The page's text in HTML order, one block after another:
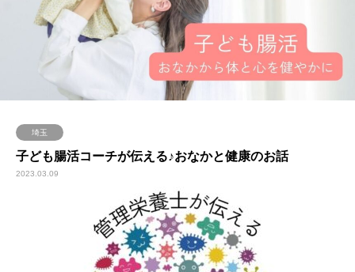
埼玉
子ども腸活コーチが伝える♪おなかと健康のお話
2023.03.09